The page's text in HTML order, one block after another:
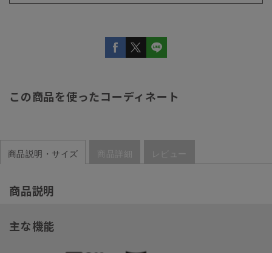
この商品を使ったコーディネート
商品説明・サイズ 商品詳細 レビュー
商品説明
主な機能